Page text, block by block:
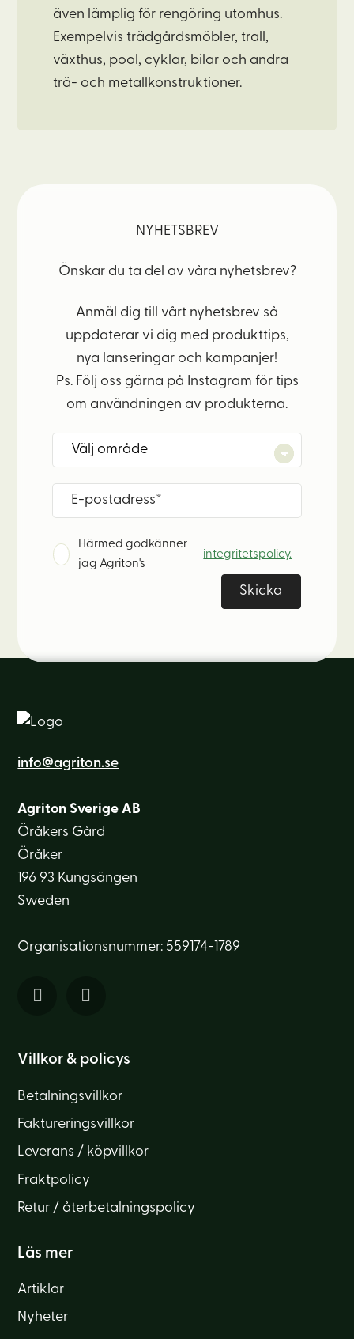
även lämplig för rengöring utomhus.
Exempelvis trädgårdsmöbler, trall,
växthus, pool, cyklar, bilar och andra
trä- och metallkonstruktioner.
NYHETSBREV
Önskar du ta del av våra nyhetsbrev?
Anmäl dig till vårt nyhetsbrev så
uppdaterar vi dig med produkttips,
nya lanseringar och kampanjer!
Ps. Följ oss gärna på Instagram för tips
om användningen av produkterna.
Härmed godkänner
jag Agriton's
integritetspolicy.
info@agriton.se
Agriton Sverige AB
Öråkers Gård
Öråker
196 93 Kungsängen
Sweden
Organisationsnummer: 559174-1789
Villkor & policys
Betalningsvillkor
Faktureringsvillkor
Leverans / köpvillkor
Fraktpolicy
Retur / återbetalningspolicy
Läs mer
Artiklar
Nyheter